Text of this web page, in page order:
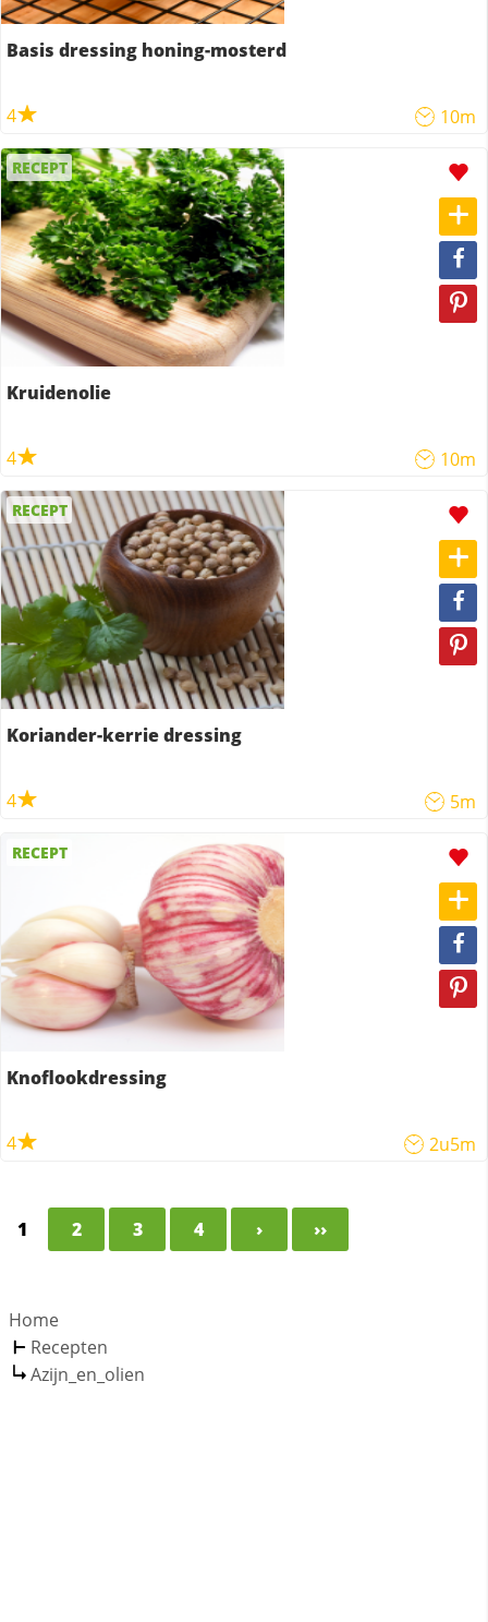
Basis dressing honing-mosterd
4 10m
RECEPT
Kruidenolie
4 10m
RECEPT
Koriander-kerrie dressing
4 5m
RECEPT
Knoflookdressing
4 2u5m
1 2 3 4 › ››
Home
Recepten
Azijn_en_olien